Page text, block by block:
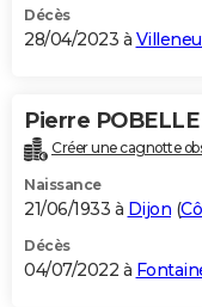
Décès
28/04/2023 à
Pierre POBELLE
Créer une cagnotte
Naissance
21/06/1933 à Dijon (
Décès
04/07/2022 à